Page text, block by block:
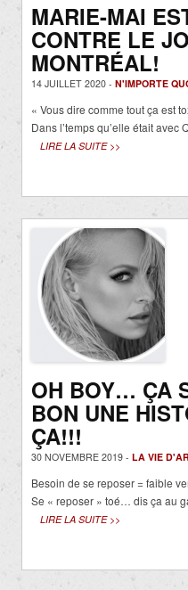
MARIE-MAI
CONTRE LE
MONTRÉAL!
14 JUILLET 2020 - N'IMPORTE
« Vous dire comme tout ça est
Dans l’temps qu’elle était avec
LIRE LA SUITE >>
OH BOY… ÇA
BON UNE
ÇA!!!
30 NOVEMBRE 2019 - LA VIE
Besoin de se reposer = faible
Se « reposer » toé… dis ça au
LIRE LA SUITE >>